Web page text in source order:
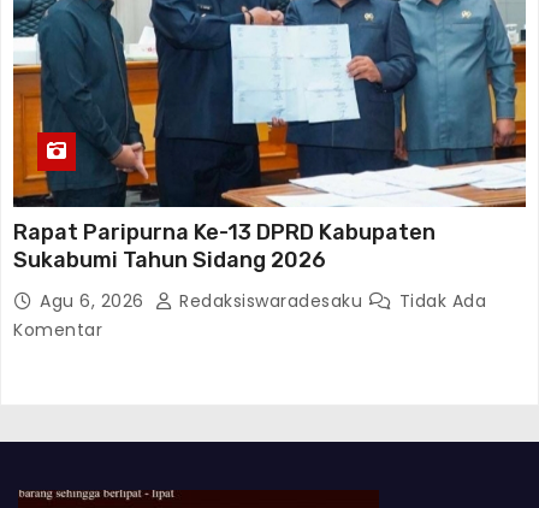
Rapat Paripurna Ke-13 DPRD Kabupaten
Sukabumi Tahun Sidang 2026
Agu 6, 2026 Redaksiswaradesaku
Tidak Ada
Komentar